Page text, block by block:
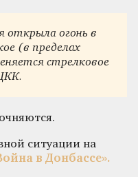
открыла огонь в
(в пределах
стрелковое
ситуации на
в Донбассе».